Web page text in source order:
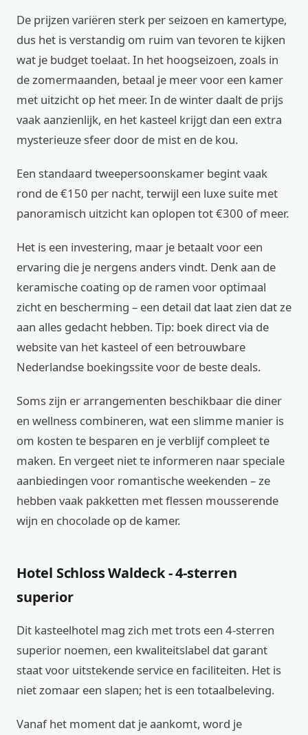
De prijzen variëren sterk per seizoen en kamertype,
dus het is verstandig om ruim van tevoren te kijken
wat je budget toelaat. In het hoogseizoen, zoals in
de zomermaanden, betaal je meer voor een kamer
met uitzicht op het meer. In de winter daalt de prijs
vaak aanzienlijk, en het kasteel krijgt dan een extra
mysterieuze sfeer door de mist en de kou.
Een standaard tweepersoonskamer begint vaak
rond de €150 per nacht, terwijl een luxe suite met
panoramisch uitzicht kan oplopen tot €300 of meer.
Het is een investering, maar je betaalt voor een
ervaring die je nergens anders vindt. Denk aan de
keramische coating op de ramen voor optimaal
zicht en bescherming – een detail dat laat zien dat ze
aan alles gedacht hebben. Tip: boek direct via de
website van het kasteel of een betrouwbare
Nederlandse boekingssite voor de beste deals.
Soms zijn er arrangementen beschikbaar die diner
en wellness combineren, wat een slimme manier is
om kosten te besparen en je verblijf compleet te
maken. En vergeet niet te informeren naar speciale
aanbiedingen voor romantische weekenden – ze
hebben vaak pakketten met flessen mousserende
wijn en chocolade op de kamer.
Hotel Schloss Waldeck - 4-sterren
superior
Dit kasteelhotel mag zich met trots een 4-sterren
superior noemen, een kwaliteitslabel dat garant
staat voor uitstekende service en faciliteiten. Het is
niet zomaar een slapen; het is een totaalbeleving.
Vanaf het moment dat je aankomt, word je